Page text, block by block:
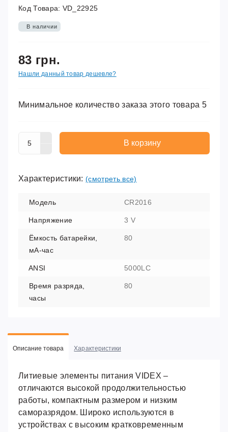
Код Товара: VD_22925
В наличии
83 грн.
Нашли данный товар дешевле?
Минимальное количество заказа этого товара 5
В корзину
Характеристики: (смотреть все)
Модель CR2016
Напряжение 3 V
Ёмкость батарейки,
мА-час
80
ANSI 5000LC
Время разряда,
часы
80
Описание товара Характеристики
Литиевые элементы питания VIDEX –
отличаются высокой продолжительностью
работы, компактным размером и низким
саморазрядом. Широко используются в
устройствах с высоким кратковременным